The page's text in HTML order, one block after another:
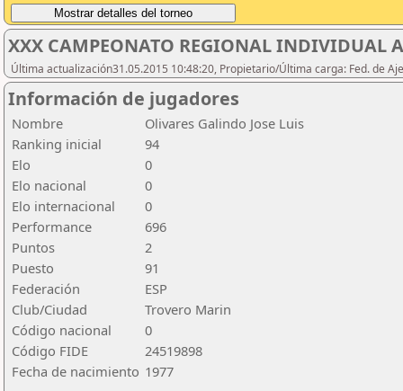
XXX CAMPEONATO REGIONAL INDIVIDUAL
Última actualización31.05.2015 10:48:20, Propietario/Última carga: Fed. de
Información de jugadores
Nombre
Olivares Galindo Jose Luis
Ranking inicial
94
Elo
0
Elo nacional
0
Elo internacional
0
Performance
696
Puntos
2
Puesto
91
Federación
ESP
Club/Ciudad
Trovero Marin
Código nacional
0
Código FIDE
24519898
Fecha de nacimiento 1977